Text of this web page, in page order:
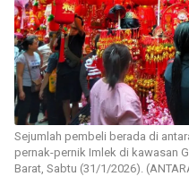
Sejumlah pembeli berada di
pernak-pernik Imlek di kawasan
Barat, Sabtu (31/1/2026).